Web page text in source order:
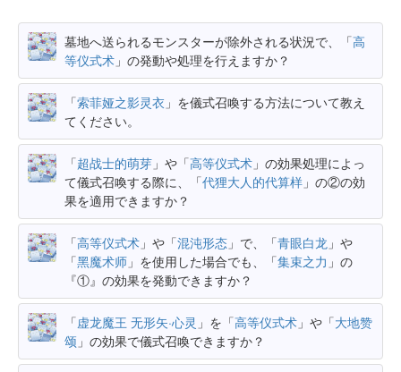
墓地へ送られるモンスターが除外される状況で、「高
等仪式术 」の発動や処理を行えますか？
「索菲娅之影灵衣 」を儀式召喚する方法について教え
てください。
「超战士的萌芽 」や「高等仪式术 」の効果処理によっ
て儀式召喚する際に、「代狸大人的代算样 」の②の効
果を適用できますか？
「高等仪式术 」や「混沌形态 」で、「青眼白龙 」や
「黑魔术师 」を使用した場合でも、「集束之力 」の
『①』の効果を発動できますか？
「虚龙魔王 无形矢·心灵 」を「高等仪式术 」や「大地赞
颂 」の効果で儀式召喚できますか？